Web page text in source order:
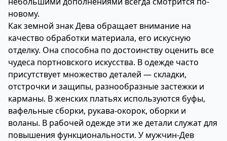
новому.
Как земной знак Дева обращает внимание на
качество обработки материала, его искусную
отделку. Она способна по достоинству оценить все
чудеса портновского искусства. В одежде часто
присутствует множество деталей — складки,
отстрочки и защипы, разнообразные застежки и
карманы. В женских платьях используются буфы,
вафельные сборки, рукава-окорок, оборки и
воланы. В рабочей одежде эти же детали служат для
повышения функциональности. У мужчин-Дев